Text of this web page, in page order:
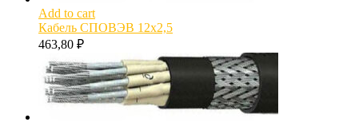
Add to cart
Кабель СПОВЭВ 12х2,5
463,80 ₽